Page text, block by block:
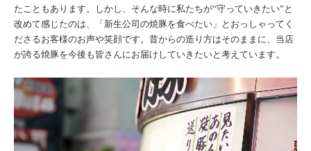
たこともあります。しかし、そんな時に私たちが“守っていきたい”と
改めて感じたのは、「新生公司の焼豚を食べたい」とおっしゃってく
ださるお客様のお声や笑顔です。昔からの造り方はそのままに、当店
が誇る焼豚を今後も皆さんにお届けしていきたいと考えています。